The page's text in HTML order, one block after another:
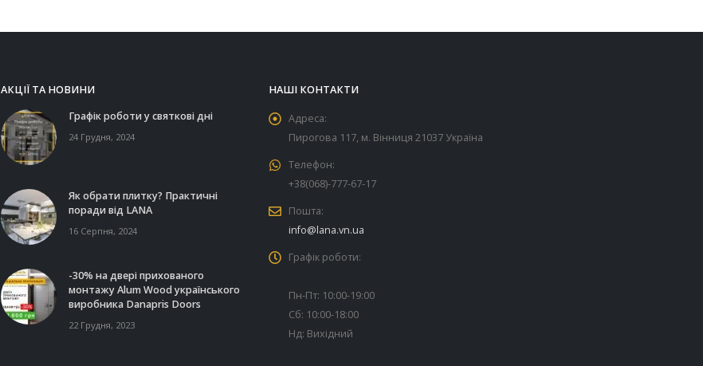
АКЦІЇ ТА НОВИНИ
Графік роботи у святкові дні
24 Грудня, 2024
Як обрати плитку? Практичні
поради від LANA
16 Серпня, 2024
-30% на двері прихованого
монтажу Alum Wood українського
виробника Danapris Doors
22 Грудня, 2023
НАШІ КОНТАКТИ
Адреса:
Пирогова 117, м. Вінниця 21037 Україна
Телефон:
+38(068)-777-67-17
Пошта:
info@lana.vn.ua
Графік роботи:
Пн-Пт: 10:00-19:00
Сб: 10:00-18:00
Нд: Вихідний